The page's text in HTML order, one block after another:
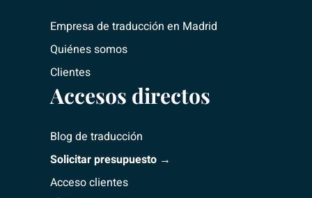
Empresa de traducción en Madrid
Quiénes somos
Clientes
Accesos directos
Blog de traducción
Solicitar presupuesto →
Acceso clientes